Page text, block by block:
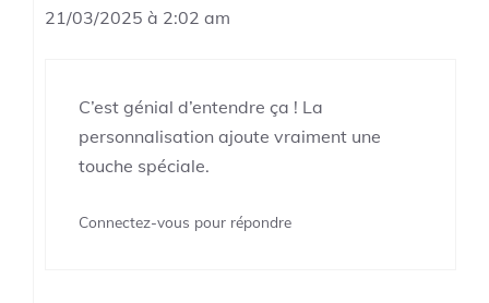
21/03/2025 à 2:02 am
C’est génial d’entendre ça ! La
personnalisation ajoute vraiment une
touche spéciale.
Connectez-vous pour répondre